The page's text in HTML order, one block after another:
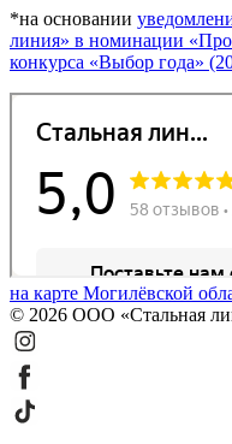
*на основании
линия» в номинации
конкурса «Выбор года»
на карте Могилёвской
© 2026 ООО «Стальная